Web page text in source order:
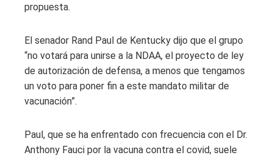
propuesta.
El senador Rand Paul de Kentucky dijo que el grupo
“no votará para unirse a la NDAA, el proyecto de ley
de autorización de defensa, a menos que tengamos
un voto para poner fin a este mandato militar de
vacunación”.
Paul, que se ha enfrentado con frecuencia con el Dr.
Anthony Fauci por la vacuna contra el covid, suele